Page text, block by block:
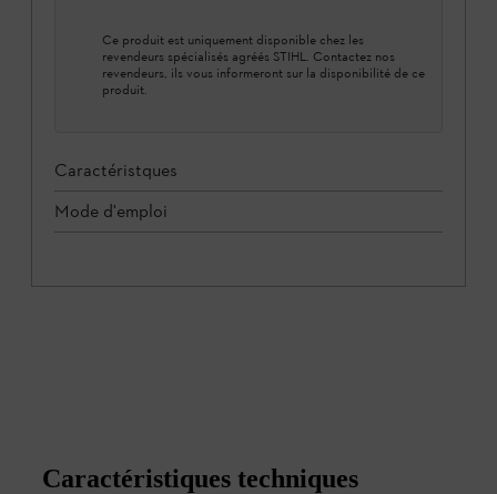
Ce produit est uniquement disponible chez les
revendeurs spécialisés agréés STIHL. Contactez nos
revendeurs, ils vous informeront sur la disponibilité de ce
produit.
Caractéristques
Mode d'emploi
Caractéristiques techniques